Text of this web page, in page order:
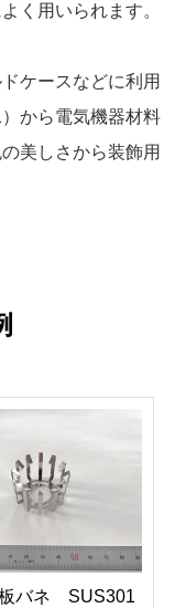
く用いられます。
ケースなどに利用
から電気機器材料
美しさから装飾用
バネ SUS301